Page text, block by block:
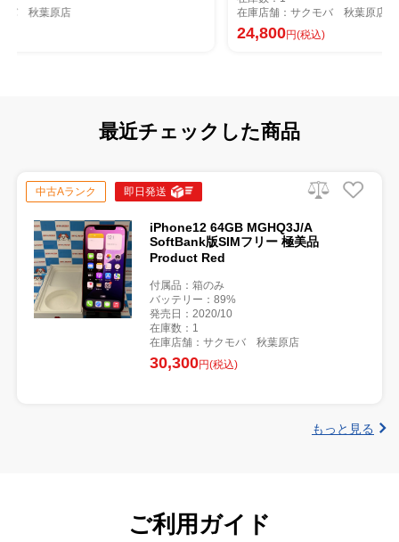
在庫店舗：サクモバ 秋葉原店
最近チェックした商品
中古Aランク 即日発送
iPhone12 64GB MGHQ3J/A
SoftBank版SIMフリー 極美品
Product Red
付属品：箱のみ
バッテリー：89%
発売日：2020/10
在庫数：1
在庫店舗：サクモバ 秋葉原店
30,300円(税込)
もっと見る
ご利用ガイド